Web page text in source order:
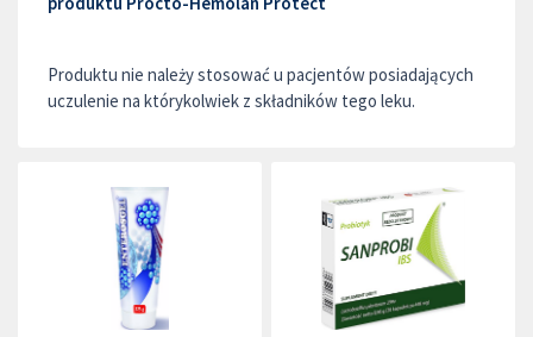
Produktu nie należy stosować u pacjentów posiadających
uczulenie na którykolwiek z składników tego leku.